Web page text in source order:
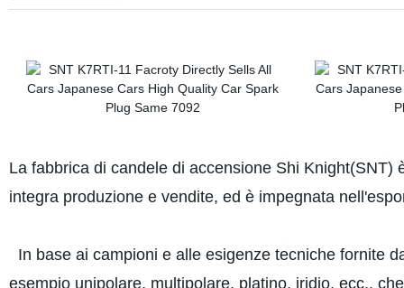
La fabbrica di candele di accensione Shi
integra produzione e vendite, ed è impegnata
In base ai campioni e alle esigenze tecniche fornite
esempio unipolare, multipolare, platino, iridio, ecc.,